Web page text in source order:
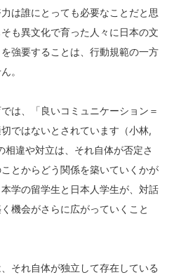
は誰にとっても必要なことだと思
も異文化で育った人々に日本の文
強要することは、行動規範の一方
。
は、「良いコミュニケーション＝
ではないとされています（小林,
違や対立は、それ自体が否定さ
とからどう関係を築いていくかが
学の留学生と日本人学生が、対話
機会がさらに広がっていくこと
それ自体が独立して存在している